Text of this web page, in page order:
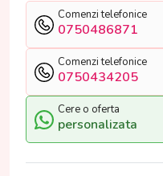
Comenzi telefonice
0750486871
Comenzi telefonice
0750434205
Cere o oferta
personalizata